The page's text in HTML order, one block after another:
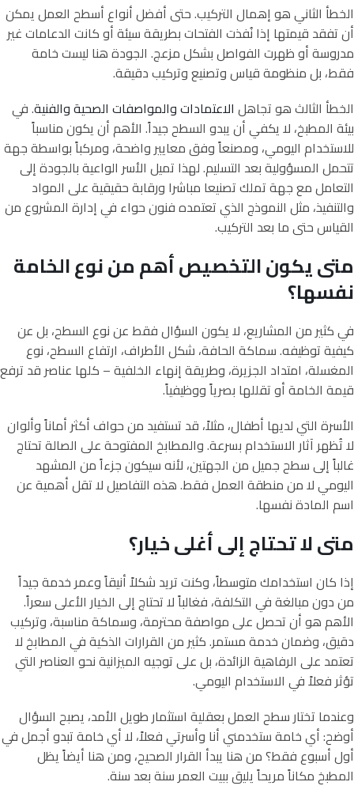
الخطأ الثاني هو إهمال التركيب. حتى أفضل أنواع أسطح العمل يمكن
أن تفقد قيمتها إذا نُفذت الفتحات بطريقة سيئة أو كانت الدعامات غير
مدروسة أو ظهرت الفواصل بشكل مزعج. الجودة هنا ليست خامة
فقط، بل منظومة قياس وتصنيع وتركيب دقيقة.
الخطأ الثالث هو تجاهل الاعتمادات والمواصفات الصحية والفنية. في
بيئة المطبخ، لا يكفي أن يبدو السطح جيداً. الأهم أن يكون مناسباً
للاستخدام اليومي، ومصنعاً وفق معايير واضحة، ومركباً بواسطة جهة
تتحمل المسؤولية بعد التسليم. لهذا تميل الأسر الواعية بالجودة إلى
التعامل مع جهة تملك تصنيعا مباشرا ورقابة حقيقية على المواد
والتنفيذ، مثل النموذج الذي تعتمده فنون حواء في إدارة المشروع من
القياس حتى ما بعد التركيب.
متى يكون التخصيص أهم من نوع الخامة
نفسها؟
في كثير من المشاريع، لا يكون السؤال فقط عن نوع السطح، بل عن
كيفية توظيفه. سماكة الحافة، شكل الأطراف، ارتفاع السطح، نوع
المغسلة، امتداد الجزيرة، وطريقة إنهاء الخلفية – كلها عناصر قد ترفع
قيمة الخامة أو تقللها بصرياً ووظيفياً.
الأسرة التي لديها أطفال، مثلاً، قد تستفيد من حواف أكثر أماناً وألوان
لا تُظهر آثار الاستخدام بسرعة. والمطابخ المفتوحة على الصالة تحتاج
غالباً إلى سطح جميل من الجهتين، لأنه سيكون جزءاً من المشهد
اليومي لا من منطقة العمل فقط. هذه التفاصيل لا تقل أهمية عن
اسم المادة نفسها.
متى لا تحتاج إلى أغلى خيار؟
إذا كان استخدامك متوسطاً، وكنت تريد شكلاً أنيقاً وعمر خدمة جيداً
من دون مبالغة في التكلفة، فغالباً لا تحتاج إلى الخيار الأعلى سعراً.
الأهم هو أن تحصل على مواصفة محترمة، وسماكة مناسبة، وتركيب
دقيق، وضمان خدمة مستمر. كثير من القرارات الذكية في المطابخ لا
تعتمد على الرفاهية الزائدة، بل على توجيه الميزانية نحو العناصر التي
تؤثر فعلاً في الاستخدام اليومي.
وعندما تختار سطح العمل بعقلية استثمار طويل الأمد، يصبح السؤال
أوضح: أي خامة ستخدمني أنا وأسرتي فعلاً، لا أي خامة تبدو أجمل في
أول أسبوع فقط؟ من هنا يبدأ القرار الصحيح، ومن هنا أيضاً يظل
المطبخ مكاناً مريحاً يليق ببيت العمر سنة بعد سنة.